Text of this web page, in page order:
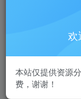
欢
本站仅提供资源
费，谢谢！